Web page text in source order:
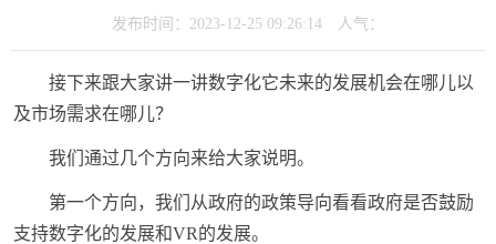
发布时间：2023-12-25 09:26:14 人气：
接下来跟大家讲一讲数字化它未来的发展机会在哪儿以
及市场需求在哪儿？
我们通过几个方向来给大家说明。
第一个方向，我们从政府的政策导向看看政府是否鼓励
支持数字化的发展和VR的发展。